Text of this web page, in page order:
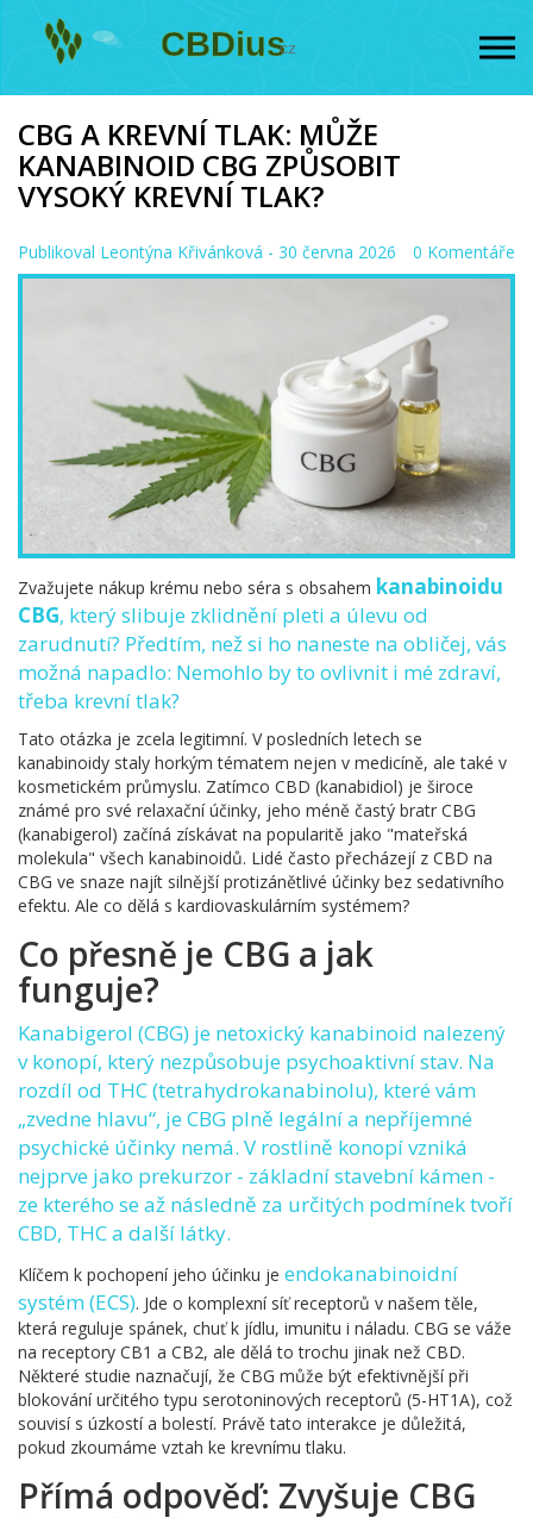
CBG A KREVNÍ TLAK: MŮŽE
KANABINOID CBG ZPŮSOBIT
VYSOKÝ KREVNÍ TLAK?
Publikoval Leontýna Křivánková - 30 června 2026 0 Komentáře
Zvažujete nákup krému nebo séra s obsahem kanabinoidu
CBG, který slibuje zklidnění pleti a úlevu od
zarudnutí? Předtím, než si ho naneste na obličej, vás
možná napadlo: Nemohlo by to ovlivnit i mé zdraví,
třeba krevní tlak?
Tato otázka je zcela legitimní. V posledních letech se
kanabinoidy staly horkým tématem nejen v medicíně, ale také v
kosmetickém průmyslu. Zatímco CBD (kanabidiol) je široce
známé pro své relaxační účinky, jeho méně častý bratr CBG
(kanabigerol) začíná získávat na popularitě jako "mateřská
molekula" všech kanabinoidů. Lidé často přecházejí z CBD na
CBG ve snaze najít silnější protizánětlivé účinky bez sedativního
efektu. Ale co dělá s kardiovaskulárním systémem?
Co přesně je CBG a jak
funguje?
Kanabigerol (CBG) je netoxický kanabinoid nalezený
v konopí, který nezpůsobuje psychoaktivní stav. Na
rozdíl od THC (tetrahydrokanabinolu), které vám
„zvedne hlavu“, je CBG plně legální a nepříjemné
psychické účinky nemá. V rostlině konopí vzniká
nejprve jako prekurzor - základní stavební kámen -
ze kterého se až následně za určitých podmínek tvoří
CBD, THC a další látky.
Klíčem k pochopení jeho účinku je endokanabinoidní
systém (ECS). Jde o komplexní síť receptorů v našem těle,
která reguluje spánek, chuť k jídlu, imunitu i náladu. CBG se váže
na receptory CB1 a CB2, ale dělá to trochu jinak než CBD.
Některé studie naznačují, že CBG může být efektivnější při
blokování určitého typu serotoninových receptorů (5-HT1A), což
souvisí s úzkostí a bolestí. Právě tato interakce je důležitá,
pokud zkoumáme vztah ke krevnímu tlaku.
Přímá odpověď: Zvyšuje CBG